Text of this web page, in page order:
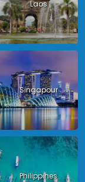
Laos
Singapour
Philippines